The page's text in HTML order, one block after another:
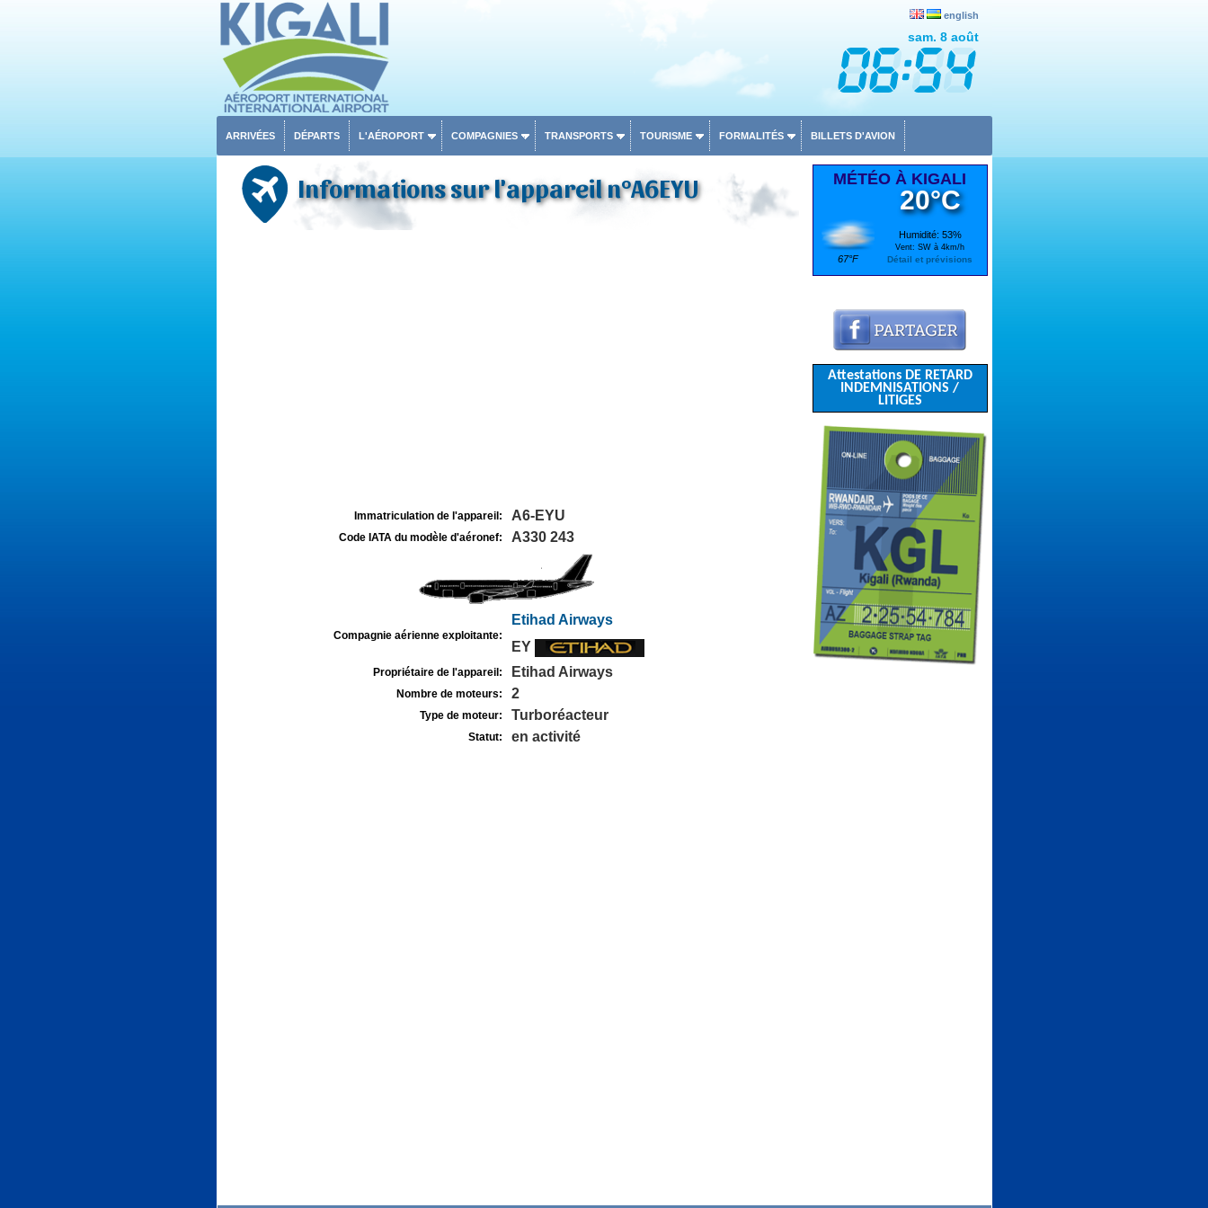
english
sam. 8 août
ARRIVÉES DÉPARTS L'AÉROPORT COMPAGNIES TRANSPORTS TOURISME FORMALITÉS BILLETS D'AVION
Informations sur l'appareil n°A6EYU
Immatriculation de l'appareil: A6-EYU
Code IATA du modèle d'aéronef: A330 243
Compagnie aérienne exploitante:
Etihad Airways
EY
Propriétaire de l'appareil: Etihad Airways
Nombre de moteurs: 2
Type de moteur: Turboréacteur
Statut: en activité
MÉTÉO À KIGALI
67°F
20°C
Humidité: 53%
Vent: SW à 4km/h
Détail et prévisions
Attestations DE RETARD
INDEMNISATIONS /
LITIGES